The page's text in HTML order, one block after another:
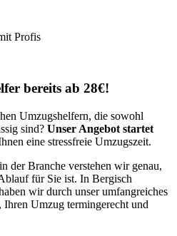
Profis
bereits ab 28€!
Umzugshelfern, die sowohl
sind? Unser Angebot startet
eine stressfreie Umzugszeit.
der Branche verstehen wir genau,
für Sie ist. In Bergisch
wir durch unser umfangreiches
Umzug termingerecht und